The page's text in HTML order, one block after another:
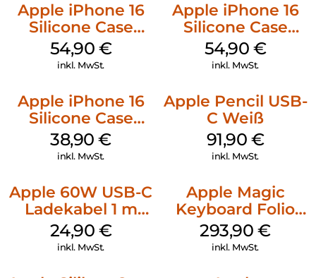
Apple iPhone 16
Silicone Case
MagSafe Black
54,90 €
inkl. MwSt.
Apple iPhone 16
Silicone Case
MagSafe Lake
Green
54,90 €
inkl. MwSt.
Apple iPhone 16
Silicone Case
MagSafe
Ultramarine
38,90€
inkl. MwSt.
Apple Pencil USB-
C Weiß
91,90 €
inkl. MwSt.
Apple 60W USB-C
Ladekabel 1 m
Weiß
24,90 €
inkl. MwSt.
Apple Magic
Keyboard Folio
iPad 10.9″ (10.Gen.)
Weiß
293,90€
inkl. MwSt.